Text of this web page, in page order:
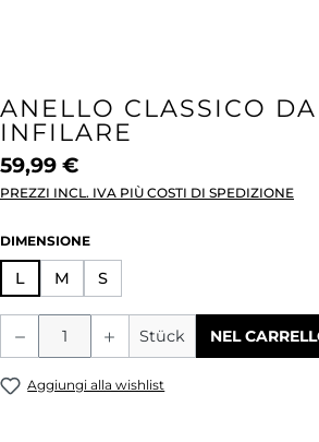
ANELLO CLASSICO DA
INFILARE
59,99 €
PREZZI INCL. IVA PIÙ COSTI DI SPEDIZIONE
SELEZIONA
DIMENSIONE
L M S
Quantità del prodotto:
Stück NEL
Aggiungi alla wishlist